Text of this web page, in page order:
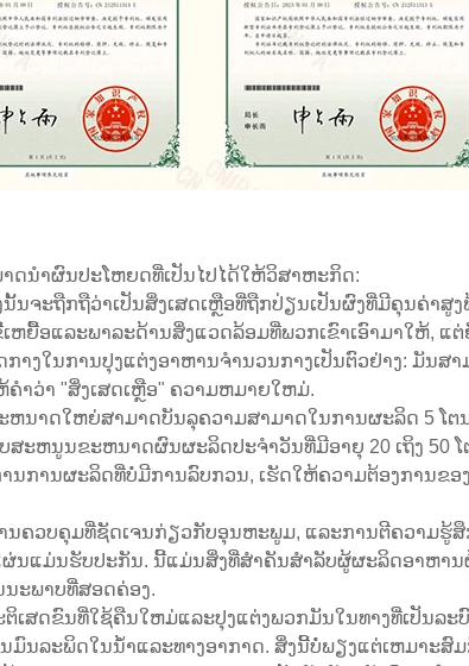
ດນໍາຜົນປະໂຫຍດທີ່ເປັນໄປໄດ້ໃຫ້ວິສາຫະກິດ:
ນັ້ນຈະຖືກຖືວ່າເປັນສິ່ງເສດເຫຼືອທີ່ຖືກປ່ຽນເປັນຜົງທີ່ມີຄຸນຄ່າສູ
ຍື້ອແລະພາລະດ້ານສິ່ງແວດລ້ອມທີ່ພວກເຂົາເອົາມາໃຫ້, ແຕ່
າງໃນການປຸງແຕ່ງອາຫານຈໍານວນກາງເປັນຕົວຢ່າງ: ມັນສ
ຄໍາວ່າ "ສິ່ງເສດເຫຼືອ" ຄວາມຫມາຍໃຫມ່.
ຫນາດໃຫຍ່ສາມາດບັນລຸຄວາມສາມາດໃນການຜະລິດ 5 ໂ
ະຫນູນຂະຫນາດຜົນຜະລິດປະຈໍາວັນທີ່ມີອາຍຸ 20 ເຖິງ 50
ການຜະລິດທີ່ບໍ່ມີການລົບກວນ, ເຮັດໃຫ້ຄວາມຕ້ອງການຂ
ນຄວບຄຸມທີ່ຊັດເຈນກ່ຽວກັບອຸນຫະພູມ, ແລະການຕີຄວາມຮູ້ສຶ
ນແມ່ນຮັບປະກັນ. ນີ້ແມ່ນສິ່ງທີ່ສໍາຄັນສໍາລັບຜູ້ຜະລິດອາຫາ
ະພາບທີ່ສອດຄ່ອງ.
ຕິເສດຂົນທີ່ໃຊ້ຄືນໃຫມ່ແລະປຸງແຕ່ງພວກມັນໃນທາງທີ່ເປັນລະ
ນລະພິດໃນນໍ້າແລະທາງອາກາດ. ສິ່ງນີ້ບໍ່ພຽງແຕ່ເຫມາະສົ